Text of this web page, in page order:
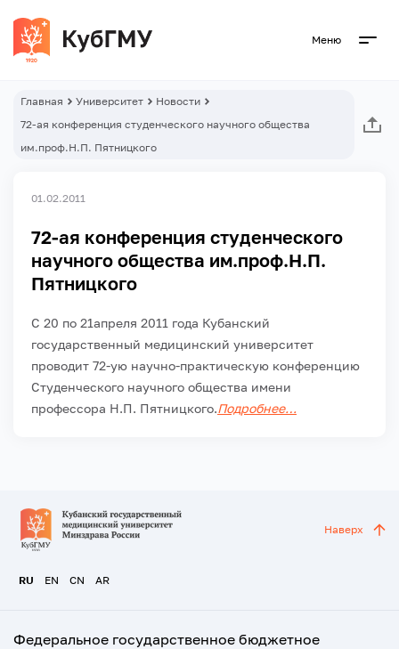
Меню
Главная Университет
Новости
72-ая конференция студенческого научного общества
им.проф.Н.П. Пятницкого
01.02.2011
72-ая конференция студенческого
научного общества им.проф.Н.П.
Пятницкого
С 20 по 21апреля 2011 года Кубанский
государственный медицинский университет
проводит 72-ую научно-практическую конференцию
Студенческого научного общества имени
профессора Н.П. Пятницкого.Подробнее…
RU EN CN AR
Наверх
Федеральное государственное бюджетное